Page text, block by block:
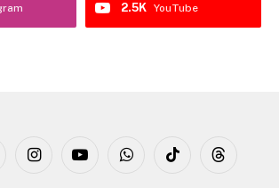
YouTube
2.5K
InstagramYouTubeWhatsAppTikTok Threads